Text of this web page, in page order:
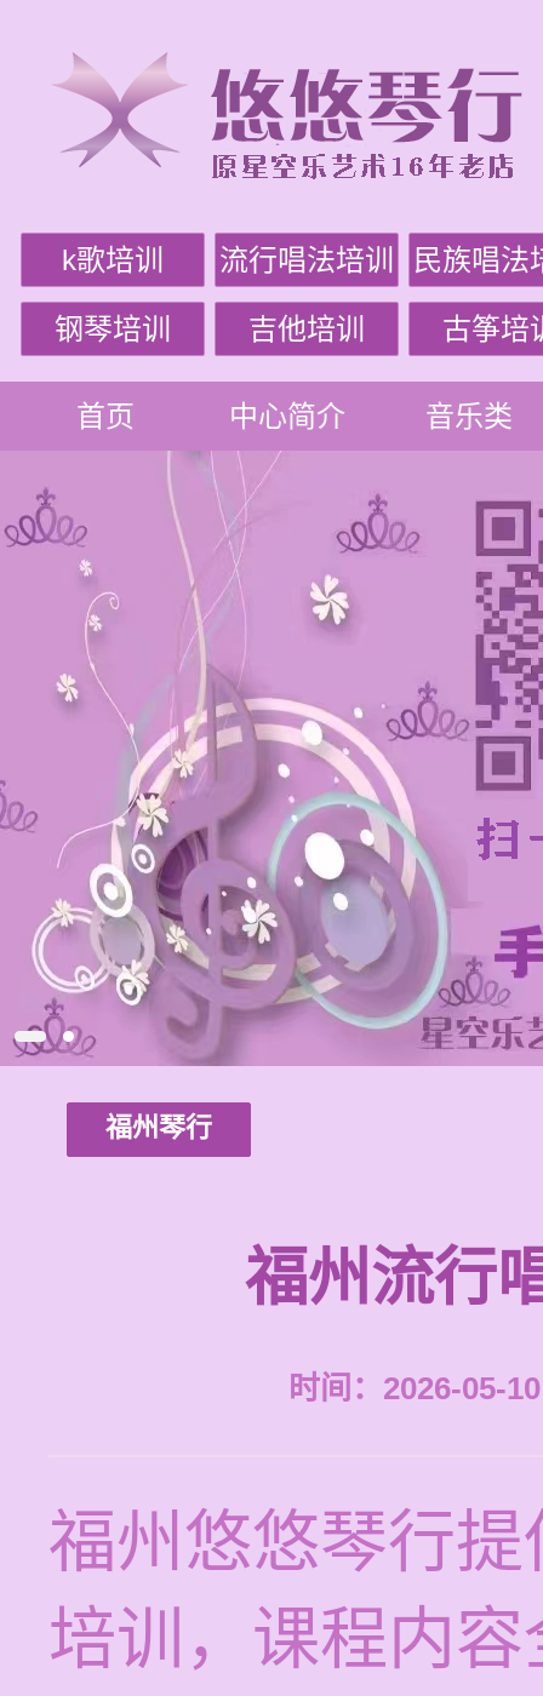
k歌培训 流行唱法培训 民族唱法
钢琴培训 吉他培训 古筝培
首页 中心简介 音乐类
福州琴行
福州流行
时间：2026-05-
福州悠悠琴行
培训，课程内